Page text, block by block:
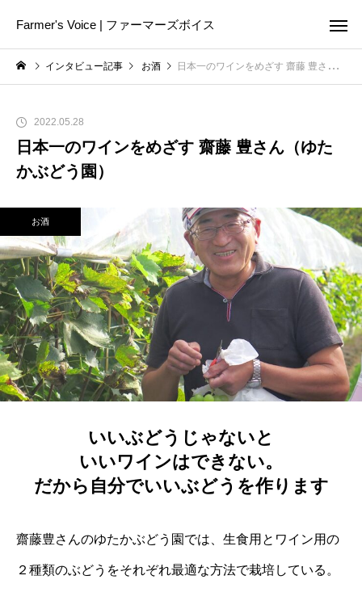
Farmer's Voice | ファーマーズボイス
インタビュー記事 お酒 日本一のワインをめざす 齋藤 豊さん（ゆたかぶどう園）
2022.05.28
日本一のワインをめざす 齋藤 豊さん（ゆた
かぶどう園）
お酒
いいぶどうじゃないと
いいワインはできない。
だから自分でいいぶどうを作ります
齋藤豊さんのゆたかぶどう園では、生食用とワイン用の
２種類のぶどうをそれぞれ最適な方法で栽培している。